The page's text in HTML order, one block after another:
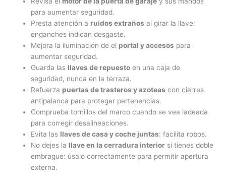
para aumentar seguridad.
Presta atención a ruidos extraños al girar la llave:
enganches indican desgaste.
Mejora la iluminación de el portal y accesos para
aumentar seguridad.
Guarda las llaves de repuesto en una caja de
seguridad, nunca en la terraza.
Refuerza puertas de trasteros y azoteas con cierres
antipalanca para proteger pertenencias.
Comprueba tornillos del marco cuando se vea ladeada
para corregir desalineaciones.
Evita las llaves de casa y coche juntas: facilita robos.
No dejes la llave en la cerradura interior si tienes doble
embrague: úsalo correctamente para permitir apertura
externa.